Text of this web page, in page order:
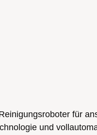
für
und